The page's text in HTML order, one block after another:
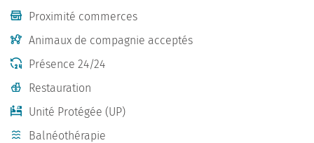
Proximité commerces
Animaux de compagnie acceptés
Présence 24/24
Restauration
Unité Protégée (UP)
Balnéothérapie